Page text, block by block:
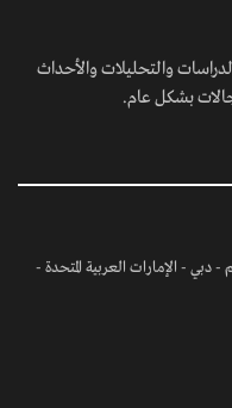
والتحليلات والأحداث
بشكل عام.
دبي - الإمارات العربية المتحدة -